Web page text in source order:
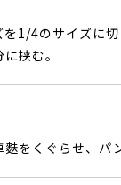
を1/4のサイズに
挟む。
をくぐらせ、パ